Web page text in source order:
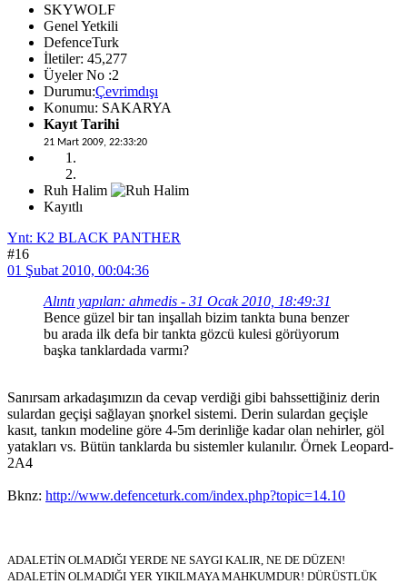
SKYWOLF
Genel Yetkili
DefenceTurk
İletiler: 45,277
Üyeler No :2
Durumu:Çevrimdışı
Konumu: SAKARYA
Kayıt Tarihi
21 Mart 2009, 22:33:20
Ruh Halim
Kayıtlı
Ynt: K2 BLACK PANTHER
#16
01 Şubat 2010, 00:04:36
Alıntı yapılan: ahmedis - 31 Ocak 2010, 18:49:31
Bence güzel bir tan inşallah bizim tankta buna benzer
bu arada ilk defa bir tankta gözcü kulesi görüyorum
başka tanklardada varmı?
Sanırsam arkadaşımızın da cevap verdiği gibi bahssettiğiniz derin
sulardan geçişi sağlayan şnorkel sistemi. Derin sulardan geçişle
kasıt, tankın modeline göre 4-5m derinliğe kadar olan nehirler, göl
yatakları vs. Bütün tanklarda bu sistemler kulanılır. Örnek Leopard-
2A4
Bknz: http://www.defenceturk.com/index.php?topic=14.10
ADALETİN OLMADIĞI YERDE NE SAYGI KALIR, NE DE DÜZEN!
ADALETİN OLMADIĞI YER YIKILMAYA MAHKUMDUR! DÜRÜSTLÜK